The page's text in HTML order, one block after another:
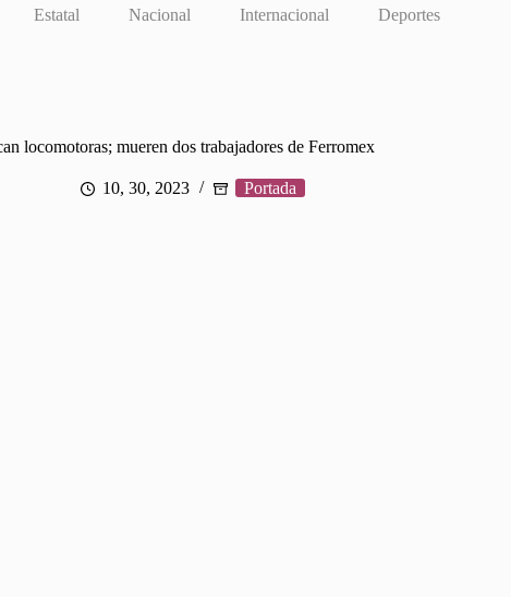
Estatal Nacional Internacional Deportes
locomotoras; mueren dos trabajadores de Ferromex
10, 30, 2023 Portada